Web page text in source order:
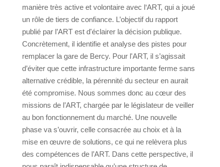
manière très active et volontaire avec l‘ART, qui a joué
un rôle de tiers de confiance. L’objectif du rapport
publié par l’ART est d'éclairer la décision publique.
Concrètement, il identifie et analyse des pistes pour
remplacer la gare de Bercy. Pour l'ART, il s’agissait
d’éviter que cette infrastructure importante ferme sans
alternative crédible, la pérennité du secteur en aurait
été compromise. Nous sommes donc au cœur des
missions de l’ART, chargée par le législateur de veiller
au bon fonctionnement du marché. Une nouvelle
phase va s’ouvrir, celle consacrée au choix et à la
mise en œuvre de solutions, ce qui ne relèvera plus
des compétences de l’ART. Dans cette perspective, il